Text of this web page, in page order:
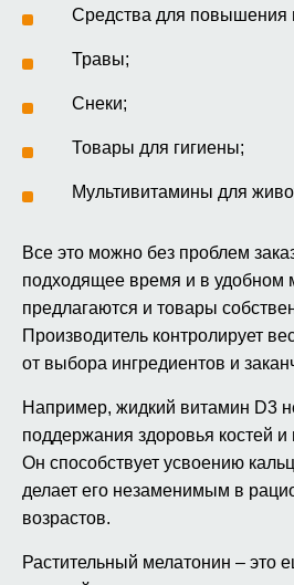
Средства для повышения
Травы;
Снеки;
Товары для гигиены;
Мультивитамины для
Все это можно без проблем
подходящее время и в удобном
предлагаются и товары
Производитель контролирует
от выбора ингредиентов и
Например, жидкий витамин D3
поддержания здоровья костей
Он способствует усвоению
делает его незаменимым в
возрастов.
Растительный мелатонин – это